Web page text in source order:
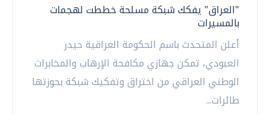
"العراق" يفكك شبكة مسلحة خططت لهجمات
بالمسيرات
أعلن المتحدث باسم الحكومة العراقية حيدر
العبودي، تمكن جهازي مكافحة الإرهاب والمخابرات
الوطني العراقي من اختراق وتفكيك شبكة بحوزتها
طائرات...